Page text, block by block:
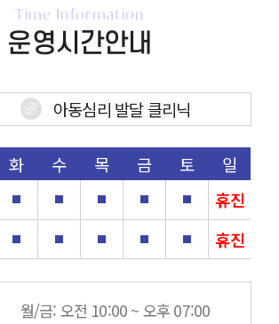
Time Information
운영시간안내
아동심리 발달 클리닉
화 수 목 금 토
일
휴진
휴진
월/금: 오전 10:00 ~ 오후 07:00